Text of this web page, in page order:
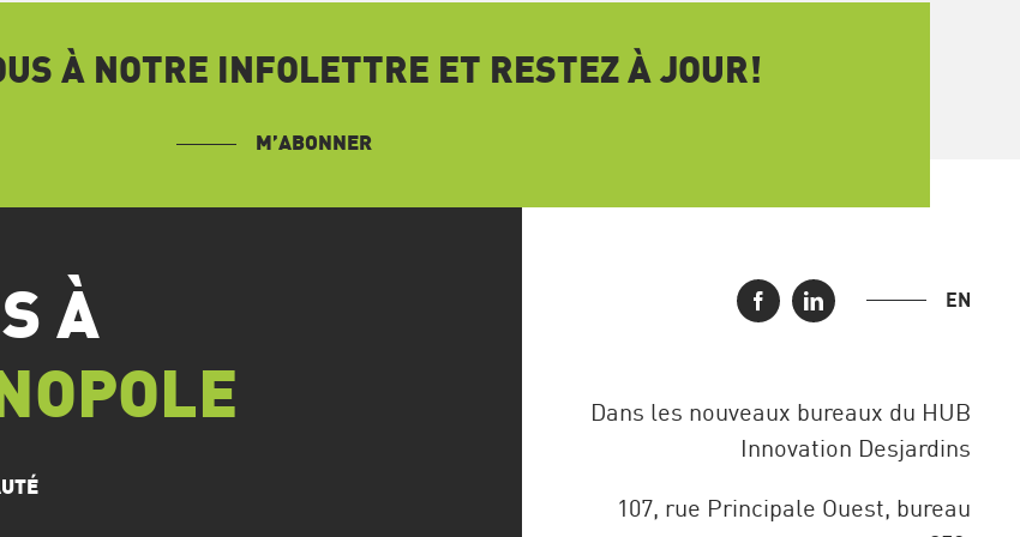
À NOTRE INFOLETTRE ET RESTEZ À JOUR!
M’ABONNER
À
EN
Dans les nouveaux bureaux du HUB
Innovation Desjardins
107, rue Principale Ouest, bureau